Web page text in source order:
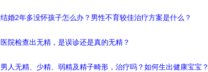
结婚2年多没怀孩子怎么办？男性不育较佳治疗方案是什么？
医院检查出无精，是误诊还是真的无精？
男人无精、少精、弱精及精子畸形，治疗吗？如何生出健康宝宝？